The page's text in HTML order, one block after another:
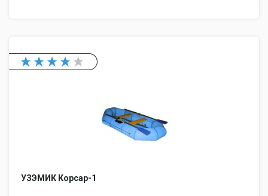
УЗЭМИК Корсар-1